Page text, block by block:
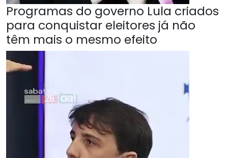
Programas do governo Lula criados
para conquistar eleitores já não
têm mais o mesmo efeito